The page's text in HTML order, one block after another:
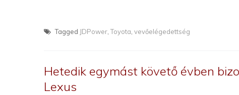
Tagged JDPower,Toyota, vevőelégedettség
Hetedik egymást követő évben
Lexus